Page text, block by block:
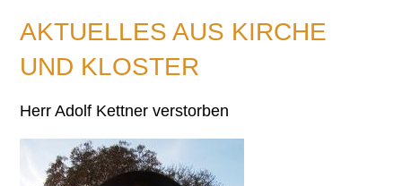
AKTUELLES AUS KIRCHE
UND KLOSTER
Herr Adolf Kettner verstorben